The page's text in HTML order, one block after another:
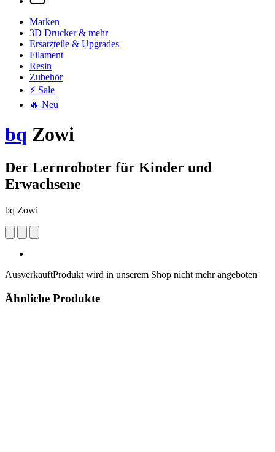
Marken
3D Drucker & mehr
Ersatzteile & Upgrades
Filament
Resin
Zubehör
⚡ Sale
🔥 Neu
bq Zowi
Der Lernroboter für Kinder und
Erwachsene
bq Zowi
AusverkauftProdukt wird in unserem Shop nicht mehr angeboten
Ähnliche Produkte